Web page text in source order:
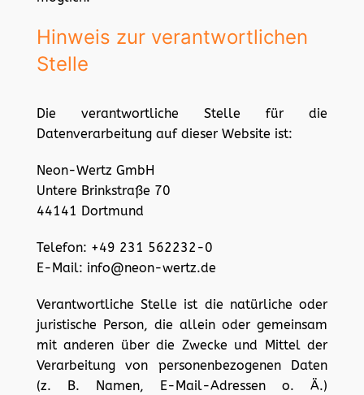
Hinweis zur verantwortlichen
Stelle
Die verantwortliche Stelle für die
Datenverarbeitung auf dieser Website ist:
Neon-Wertz GmbH
Untere Brinkstraße 70
44141 Dortmund
Telefon: +49 231 562232-0
E-Mail: info@neon-wertz.de
Verantwortliche Stelle ist die natürliche oder
juristische Person, die allein oder gemeinsam
mit anderen über die Zwecke und Mittel der
Verarbeitung von personenbezogenen Daten
(z. B. Namen, E-Mail-Adressen o. Ä.)